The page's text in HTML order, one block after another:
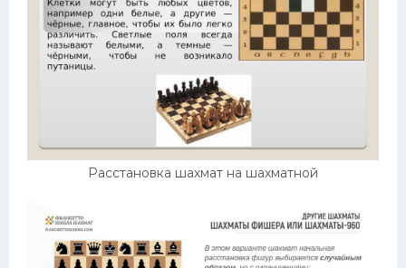
Расстановка шахмат на шахматной